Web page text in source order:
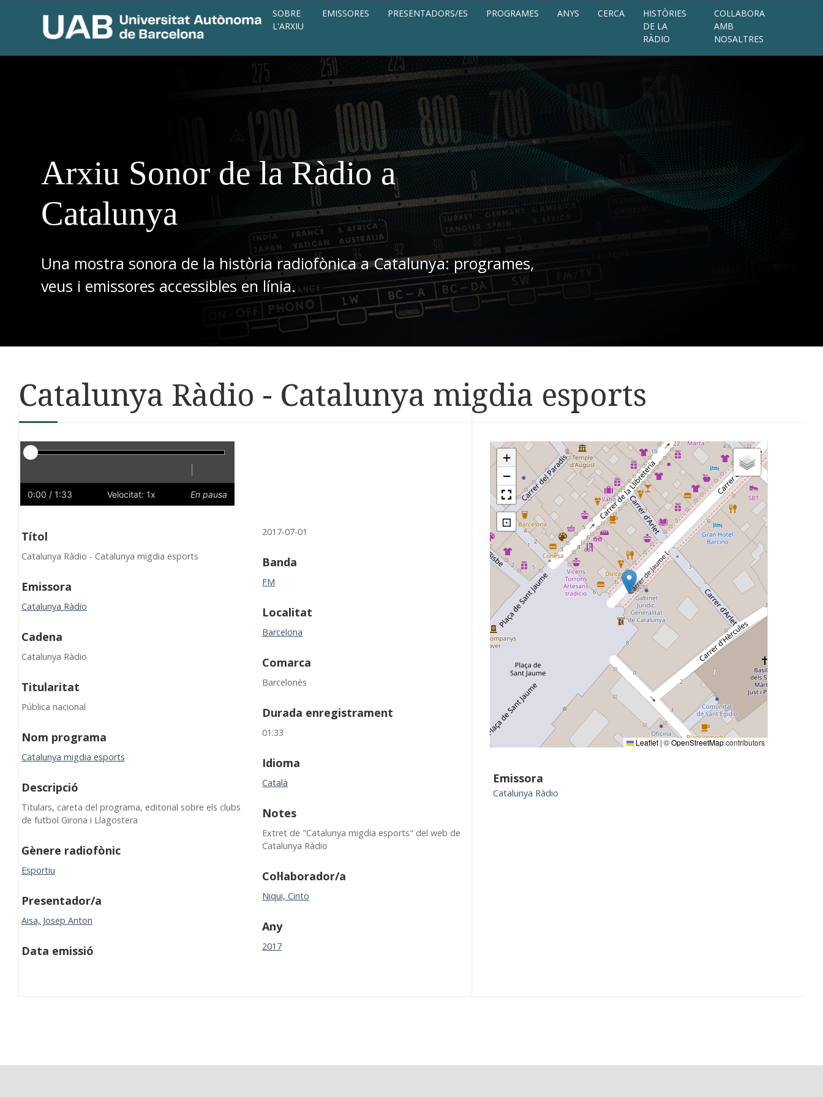
SOBRE
L'ARXIU
EMISSORES PRESENTADORS/ES PROGRAMES ANYS CERCA
HISTÒRIES
DE LA
RÀDIO
COL·LABORA
AMB
NOSALTRES
Arxiu Sonor de la Ràdio a
Catalunya
Una mostra sonora de la història radiofònica a Catalunya: programes,
veus i emissores accessibles en línia.
Catalunya Ràdio - Catalunya migdia esports
Reproductor
Lent
0:00 / 1:33 Velocitat: 1x En pausa
Títol
Catalunya Ràdio - Catalunya migdia esports
Emissora
Catalunya Ràdio
Cadena
Catalunya Ràdio
Titularitat
Pública nacional
Nom programa
Catalunya migdia esports
Descripció
Titulars, careta del programa, editorial sobre els clubs
de futbol Girona i Llagostera
Gènere radiofònic
Esportiu
Presentador/a
Aisa, Josep Anton
Data emissió
2017-07-01
Banda
FM
Localitat
Barcelona
Comarca
Barcelonès
Durada enregistrament
01:33
Idioma
Català
Notes
Extret de "Catalunya migdia esports" del web de
Catalunya Ràdio
Col·laborador/a
Niqui, Cinto
Any
2017
+
−
⊡
Leaflet|©OpenStreetMapcontributors
Emissora
Catalunya Ràdio